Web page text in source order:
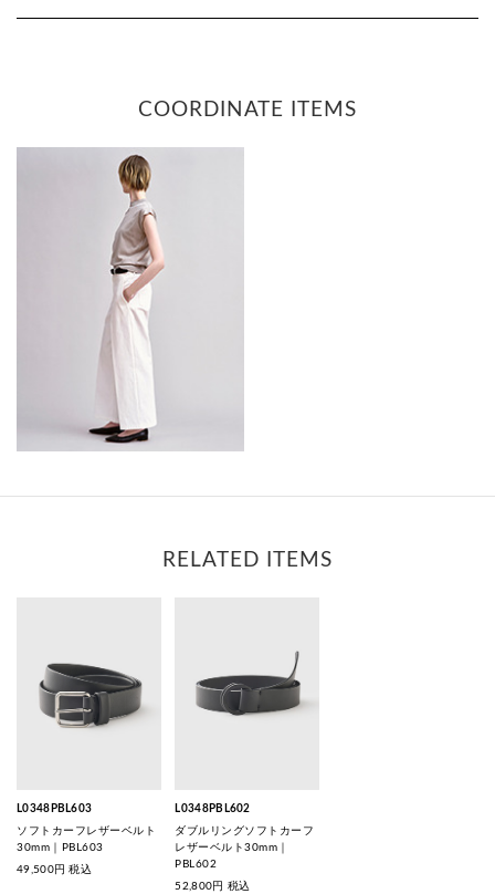
COORDINATE ITEMS
RELATED ITEMS
L0348PBL603
ソフトカーフレザーベルト
30mm｜PBL603
49,500円 税込
L0348PBL602
ダブルリングソフトカーフ
レザーベルト30mm｜
PBL602
52,800円 税込